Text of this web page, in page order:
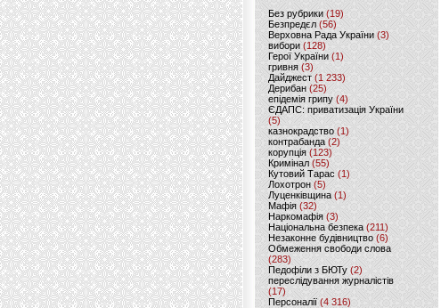
Без рубрики (19)
Безпредєл(56)
Верховна Рада України (3)
вибори(128)
Герої України(1)
гривня (3)
Дайджест (1 233)
Дерибан (25)
епідемія грипу (4)
ЄДАПС: приватизація України
(5)
казнокрадство (1)
контрабанда (2)
корупція (123)
Кримінал (55)
Кутовий Тарас (1)
Лохотрон(5)
Луценківщина (1)
Мафія (32)
Наркомафія (3)
Національна безпека (211)
Незаконне будівництво(6)
Обмеження свободи слова
(283)
Педофіли з БЮТу (2)
переслідування журналістів
(17)
Персоналії (4 316)